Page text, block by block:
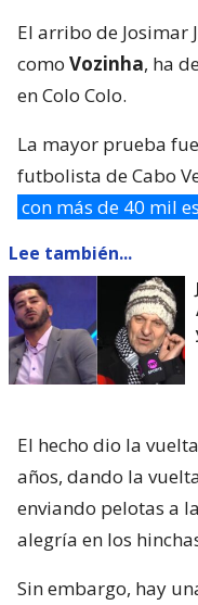
El arribo de Josimar
como Vozinha, ha
en Colo Colo.
La mayor prueba
futbolista de Cabo
con más de 40 mil
Lee también...
El hecho dio la
años, dando la
enviando pelotas a
alegría en los
Sin embargo, hay